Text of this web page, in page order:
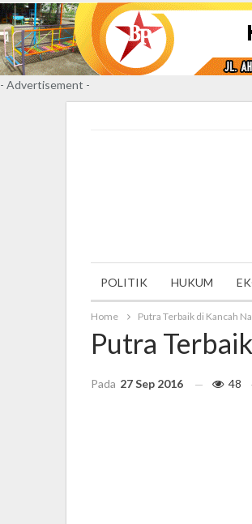
- Advertisement -
POLITIK HUKUM
Home Putra Terbaik di Kancah
Putra
Pada 27 Sep 2016 48